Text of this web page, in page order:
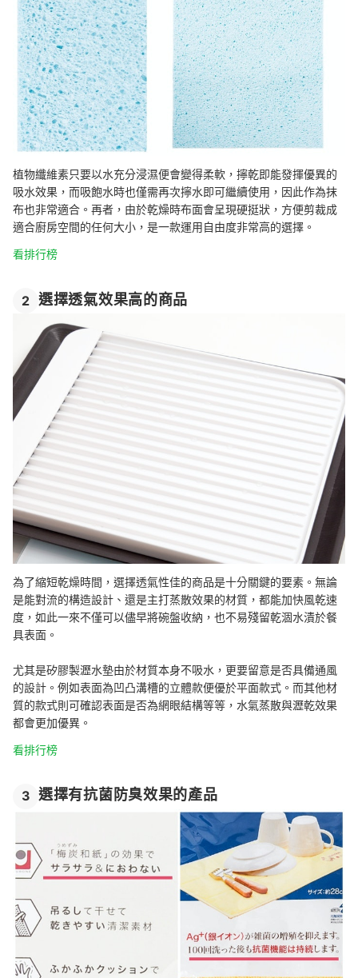
植物纖維素只要以水充分浸濕便會變得柔軟，擰乾即能發揮優異的
吸水效果，而吸飽水時也僅需再次擰水即可繼續使用，因此作為抹
布也非常適合。再者，由於乾燥時布面會呈現硬挺狀，方便剪裁成
適合廚房空間的任何大小，是一款運用自由度非常高的選擇。
看排行榜
2 選擇透氣效果高的商品
為了縮短乾燥時間，選擇透氣性佳的商品是十分關鍵的要素。無論
是能對流的構造設計、還是主打蒸散效果的材質，都能加快風乾速
度，如此一來不僅可以儘早將碗盤收納，也不易殘留乾涸水漬於餐
具表面。
尤其是矽膠製瀝水墊由於材質本身不吸水，更要留意是否具備通風
的設計。例如表面為凹凸溝槽的立體款便優於平面款式。而其他材
質的款式則可確認表面是否為網眼結構等等，水氣蒸散與瀝乾效果
都會更加優異。
看排行榜
3 選擇有抗菌防臭效果的產品